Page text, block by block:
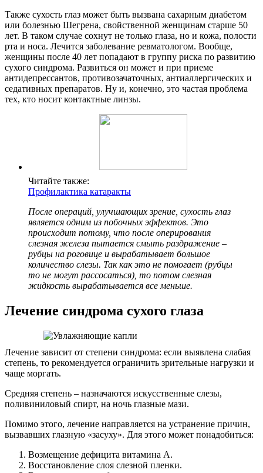
Также сухость глаз может быть вызвана сахарным диабетом
или болезнью Шегрена, свойственной женщинам старше 50
лет. В таком случае сохнут не только глаза, но и кожа, полости
рта и носа. Лечится заболевание ревматологом. Вообще,
женщины после 40 лет попадают в группу риска по развитию
сухого синдрома. Развиться он может и при приеме
антидепрессантов, противозачаточных, антиаллергических и
седативных препаратов. Ну и, конечно, это частая проблема
тех, кто носит контактные линзы.
Читайте также:
Профилактика катаракты
После операций, улучшающих зрение, сухость глаз
является одним из побочных эффектов. Это
происходит потому, что после оперирования
слезная железа пытается смыть раздражение –
рубцы на роговице и вырабатывает большое
количество слезы. Так как это не помогает (рубцы
то не могут рассосаться), то потом слезная
жидкость вырабатывается все меньше.
Лечение синдрома сухого глаза
Лечение зависит от степени синдрома: если выявлена слабая
степень, то рекомендуется ограничить зрительные нагрузки и
чаще моргать.
Средняя степень – назначаются искусственные слезы,
поливиниловый спирт, на ночь глазные мази.
Помимо этого, лечение направляется на устранение причин,
вызвавших глазную «засуху». Для этого может понадобиться:
Возмещение дефицита витамина А.
Восстановление слоя слезной пленки.